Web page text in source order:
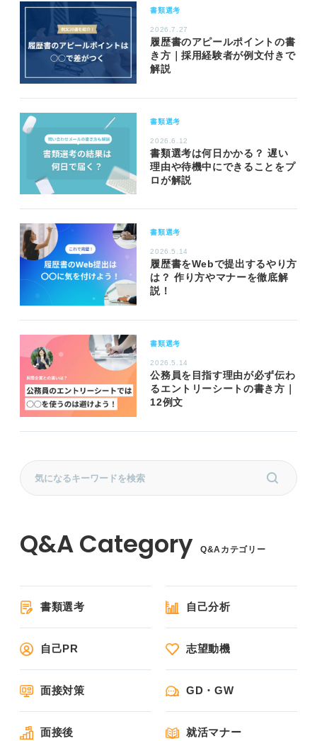
書類選考
2026.7.27
履歴書のアピールポイントの書
き方｜採用経験者が例文付きで
解説
書類選考
2026.6.12
書類選考は何日かかる？ 遅い
理由や待機中にできることをプ
ロが解説
書類選考
2026.5.14
履歴書をWebで提出するやり方
は？ 作り方やマナーを徹底解
説！
書類選考
2026.5.14
公務員を目指す理由が必ず伝わ
るエントリーシートの書き方｜
12例文
Q&Aカテゴリー
書類選考 自己分析
自己PR 志望動機
面接対策 GD・GW
面接後 就活マナー